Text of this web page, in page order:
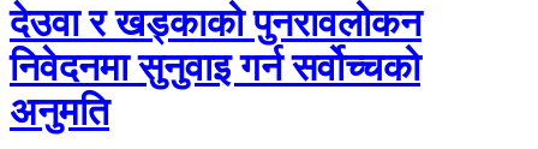
देउवा र खड्काको पुनरावलोकन
निवेदनमा सुनुवाइ गर्न सर्वोच्चको
अनुमति